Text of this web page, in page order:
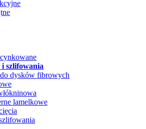
i szlifowania
dysków fibrowych
lamelkowe